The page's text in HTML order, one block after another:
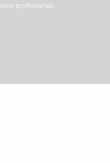
profissionais.